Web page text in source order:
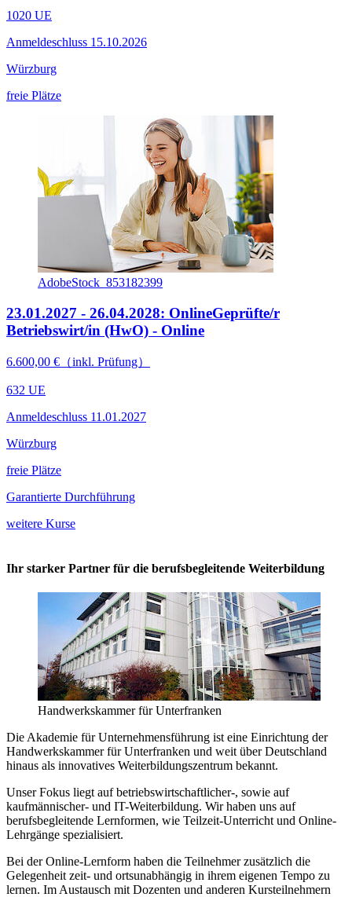
1020 UE
Anmeldeschluss 15.10.2026
Würzburg
freie Plätze
AdobeStock_853182399
23.01.2027 - 26.04.2028: OnlineGeprüfte/r
Betriebswirt/in (HwO) - Online
6.600,00 €（inkl. Prüfung）
632 UE
Anmeldeschluss 11.01.2027
Würzburg
freie Plätze
Garantierte Durchführung
weitere Kurse
Ihr starker Partner für die berufsbegleitende Weiterbildung
Handwerkskammer für Unterfranken
Die Akademie für Unternehmensführung ist eine Einrichtung der
Handwerkskammer für Unterfranken und weit über Deutschland
hinaus als innovatives Weiterbildungszentrum bekannt.
Unser Fokus liegt auf betriebswirtschaftlicher-, sowie auf
kaufmännischer- und IT-Weiterbildung. Wir haben uns auf
berufsbegleitende Lernformen, wie Teilzeit-Unterricht und Online-
Lehrgänge spezialisiert.
Bei der Online-Lernform haben die Teilnehmer zusätzlich die
Gelegenheit zeit- und ortsunabhängig in ihrem eigenen Tempo zu
lernen. Im Austausch mit Dozenten und anderen Kursteilnehmern